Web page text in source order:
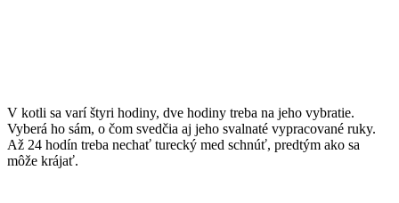
V kotli sa varí štyri hodiny, dve hodiny treba na jeho vybratie.
Vyberá ho sám, o čom svedčia aj jeho svalnaté vypracované ruky.
Až 24 hodín treba nechať turecký med schnúť, predtým ako sa
môže krájať.